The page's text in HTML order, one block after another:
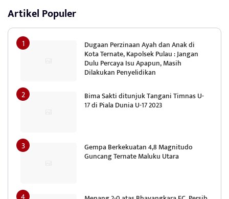
Artikel Populer
Dugaan Perzinaan Ayah dan Anak di
Kota Ternate, Kapolsek Pulau : Jangan
Dulu Percaya Isu Apapun, Masih
Dilakukan Penyelidikan
Bima Sakti ditunjuk Tangani Timnas U-
17 di Piala Dunia U-17 2023
Gempa Berkekuatan 4,8 Magnitudo
Guncang Ternate Maluku Utara